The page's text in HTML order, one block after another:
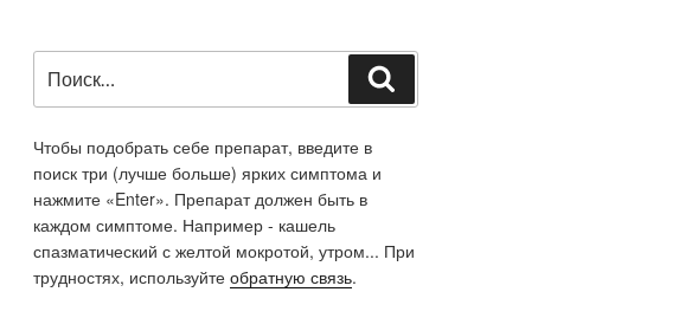
Чтобы подобрать себе препарат, введите в
поиск три (лучше больше) ярких симптома и
нажмите «Enter». Препарат должен быть в
каждом симптоме. Например - кашель
спазматический с желтой мокротой, утром... При
трудностях, используйте обратную связь.